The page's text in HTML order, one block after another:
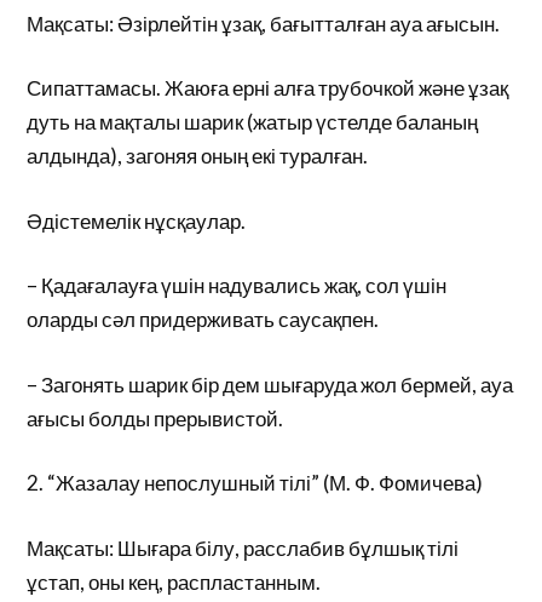
Мақсаты: Әзірлейтін ұзақ, бағытталған ауа ағысын.
Сипаттамасы. Жаюға ерні алға трубочкой және ұзақ
дуть на мақталы шарик (жатыр үстелде баланың
алдында), загоняя оның екі туралған.
Әдістемелік нұсқаулар.
– Қадағалауға үшін надувались жақ, сол үшін
оларды сәл придерживать саусақпен.
– Загонять шарик бір дем шығаруда жол бермей, ауа
ағысы болды прерывистой.
2. “Жазалау непослушный тілі” (М. Ф. Фомичева)
Мақсаты: Шығара білу, расслабив бұлшық тілі
ұстап, оны кең, распластанным.